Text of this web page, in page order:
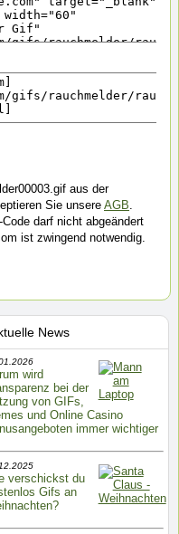
aus der
Sie unsere AGB.
darf nicht abgeändert
ist zwingend notwendig.
News
wird
bei der
von GIFs,
und Online Casino
immer wichtiger
verschickst du
Gifs an